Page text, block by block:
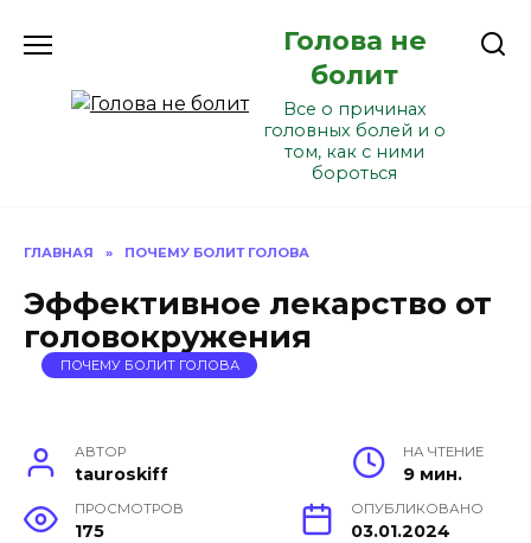
Голова не
болит
Все о причинах
головных болей и о
том, как с ними
бороться
ГЛАВНАЯ » ПОЧЕМУ БОЛИТ ГОЛОВА
Эффективное лекарство от
головокружения
ПОЧЕМУ БОЛИТ ГОЛОВА
АВТОР
tauroskiff
НА ЧТЕНИЕ
9 мин.
ПРОСМОТРОВ
175
ОПУБЛИКОВАНО
03.01.2024